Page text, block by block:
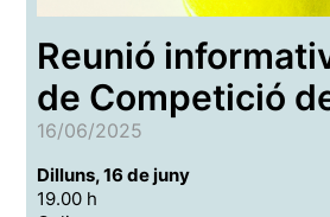
Reunió
de Competició
16/06/2025
Dilluns, 16 de juny
19.00 h